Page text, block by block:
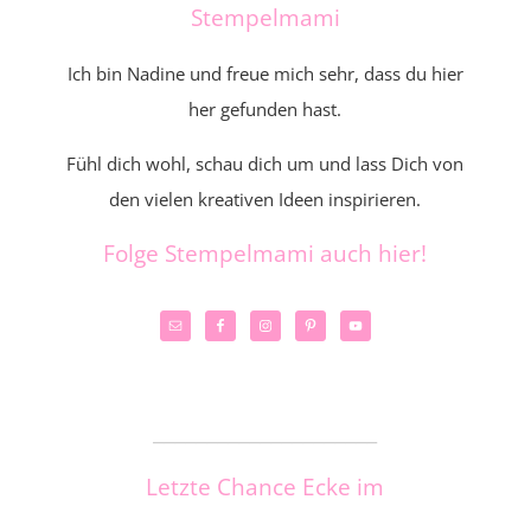
Stempelmami
Ich bin Nadine und freue mich sehr, dass du hier
her gefunden hast.
Fühl dich wohl, schau dich um und lass Dich von
den vielen kreativen Ideen inspirieren.
Folge Stempelmami auch hier!
Letzte Chance Ecke im